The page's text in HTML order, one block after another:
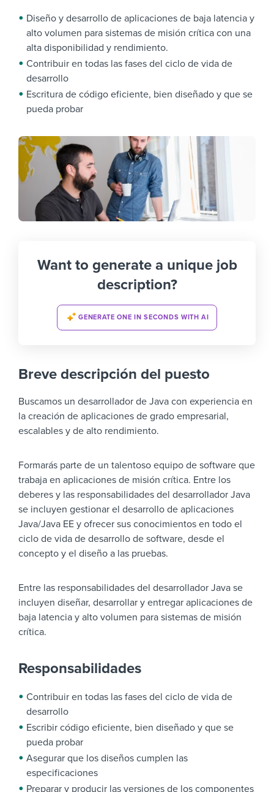
Diseño y desarrollo de aplicaciones de baja latencia y
alto volumen para sistemas de misión crítica con una
alta disponibilidad y rendimiento.
Contribuir en todas las fases del ciclo de vida de
desarrollo
Escritura de código eficiente, bien diseñado y que se
pueda probar
Want to generate a unique job
description?
GENERATE ONE IN SECONDS WITH AI
Breve descripción del puesto
Buscamos un desarrollador de Java con experiencia en
la creación de aplicaciones de grado empresarial,
escalables y de alto rendimiento.
Formarás parte de un talentoso equipo de software que
trabaja en aplicaciones de misión crítica. Entre los
deberes y las responsabilidades del desarrollador Java
se incluyen gestionar el desarrollo de aplicaciones
Java/Java EE y ofrecer sus conocimientos en todo el
ciclo de vida de desarrollo de software, desde el
concepto y el diseño a las pruebas.
Entre las responsabilidades del desarrollador Java se
incluyen diseñar, desarrollar y entregar aplicaciones de
baja latencia y alto volumen para sistemas de misión
crítica.
Responsabilidades
Contribuir en todas las fases del ciclo de vida de
desarrollo
Escribir código eficiente, bien diseñado y que se
pueda probar
Asegurar que los diseños cumplen las
especificaciones
Preparar y producir las versiones de los componentes